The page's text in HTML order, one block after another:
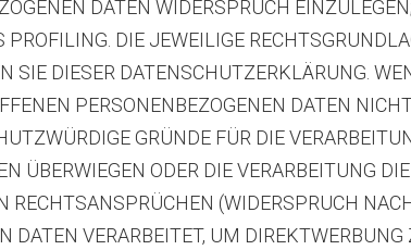
DATEN WIDERSPRUCH
DIE JEWEILIGE
SIE DIESER DATENSCHUTZERKLÄRUNG.
PERSONENBEZOGENEN DATEN
GRÜNDE FÜR DIE
ÜBERWIEGEN ODER DIE VERARBEITUNG
RECHTSANSPRÜCHEN (WIDERSPRUCH
DATEN VERARBEITET, UM